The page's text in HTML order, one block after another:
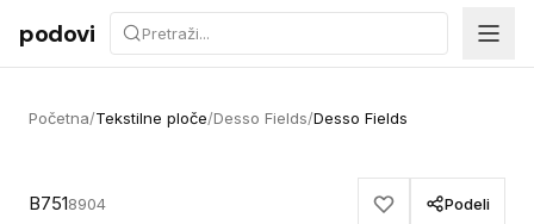
Preskoči na sadržaj
podovi
Početna/Tekstilne ploče/Desso Fields/Desso Fields
B7518904 Podeli